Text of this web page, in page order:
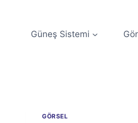
Güneş Sistemi
GÖRSEL